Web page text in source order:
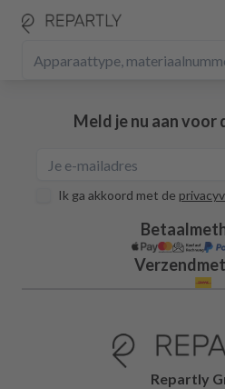
Meld je nu aan voor
Ik ga akkoord met de
Repartly